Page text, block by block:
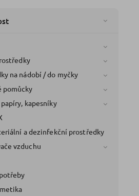
na nádobí / do myčky
pomůcky
kapesníky
a dezinfekční prostředky
vzduchu